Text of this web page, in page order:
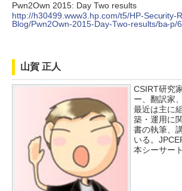
Pwn2Own 2015: Day Two results
http://h30499.www3.hp.com/t5/HP-Security-
Blog/Pwn2Own-2015-Day-Two-results/ba-p/
山賀 正人
CSIRT研究
ー、翻訳家
最近は主に
築・運用に
書の執筆、
いる。
本シーサー